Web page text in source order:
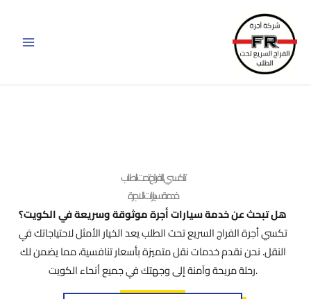
المحتوى
تاكسي الفراج تحت الطلب
خدمة سيارات الاجرة
هل تبحث عن خدمة سيارات أجرة موثوقة وسريعة في الكويت؟
تكسي أجرة الفراج السريع تحت الطلب يعد الخيار الأمثل لاحتياجاتك في
النقل. نحن نقدم خدمات نقل متميزة بأسعار تنافسية، مما يضمن لك
رحلة مريحة وآمنة إلى وجهتك في جميع أنحاء الكويت.